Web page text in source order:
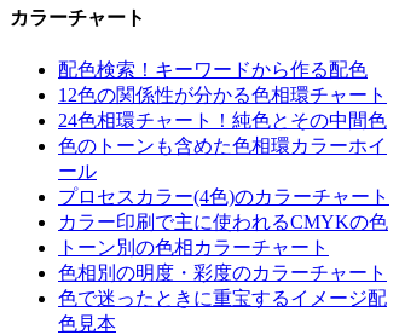
カラーチャート
配色検索！キーワードから作る配色
12色の関係性が分かる色相環チャート
24色相環チャート！純色とその中間色
色のトーンも含めた色相環カラーホイ
ール
プロセスカラー(4色)のカラーチャート
カラー印刷で主に使われるCMYKの色
トーン別の色相カラーチャート
色相別の明度・彩度のカラーチャート
色で迷ったときに重宝するイメージ配
色見本